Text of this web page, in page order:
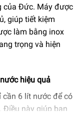
của Đức. Máy được
giúp tiết kiệm
làm bằng inox
trọng và hiện
hiệu quả
cần 6 lít nước để có
Điều này giúp bạn
85%. Ngoài ra,